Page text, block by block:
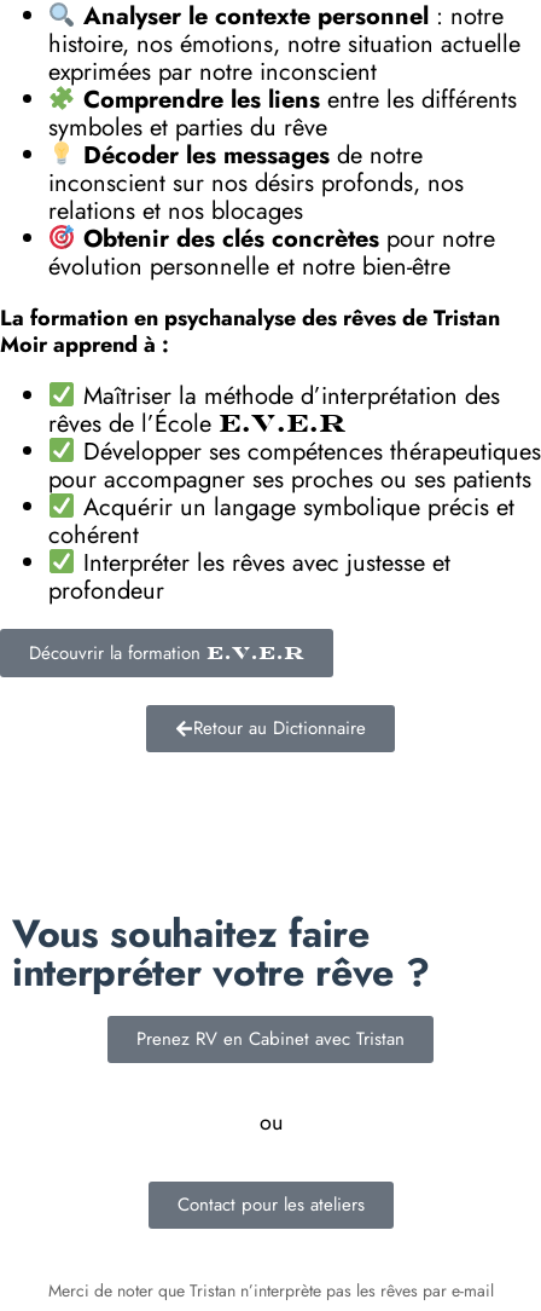
Analyser le contexte personnel: notre
histoire, nos émotions, notre situation actuelle
exprimées par notre inconscient
Comprendre les liensentre les différents
symboles et parties du rêve
Décoder les messagesde notre
inconscient sur nos désirs profonds, nos
relations et nos blocages
Obtenir des clés concrètespour notre
évolution personnelle et notre bien-être
La formation en psychanalyse des rêves de Tristan
Moir apprend à :
Maîtriser la méthode d’interprétation des
rêves de l’École E.V.E.R
Développer ses compétences thérapeutiques
pour accompagner ses proches ou ses patients
Acquérir un langage symbolique précis et
cohérent
Interpréter les rêves avec justesse et
profondeur
Découvrir la formation E.V.E.R
Retour au Dictionnaire
Vous souhaitez faire
interpréter votre rêve ?
Prenez RV en Cabinet avec Tristan
ou
Contact pour les ateliers
Merci de noter que Tristan n’interprète pas les rêves par e-mail